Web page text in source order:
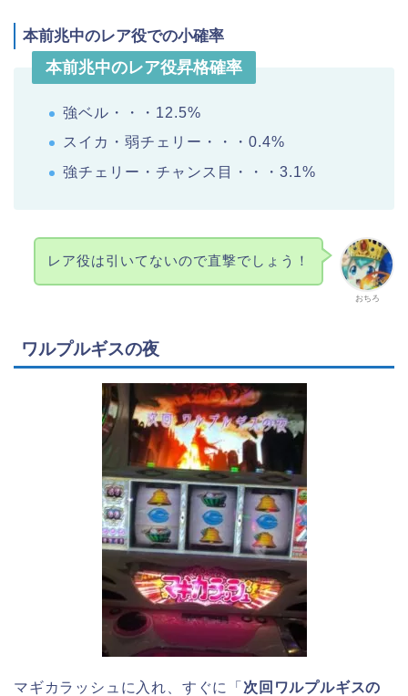
本前兆中のレア役での小確率
本前兆中のレア役昇格確率
強ベル・・・12.5%
スイカ・弱チェリー・・・0.4%
強チェリー・チャンス目・・・3.1%
おちろ
レア役は引いてないので直撃でしょう！
ワルプルギスの夜
マギカラッシュに入れ、すぐに「 次回ワルプルギスの